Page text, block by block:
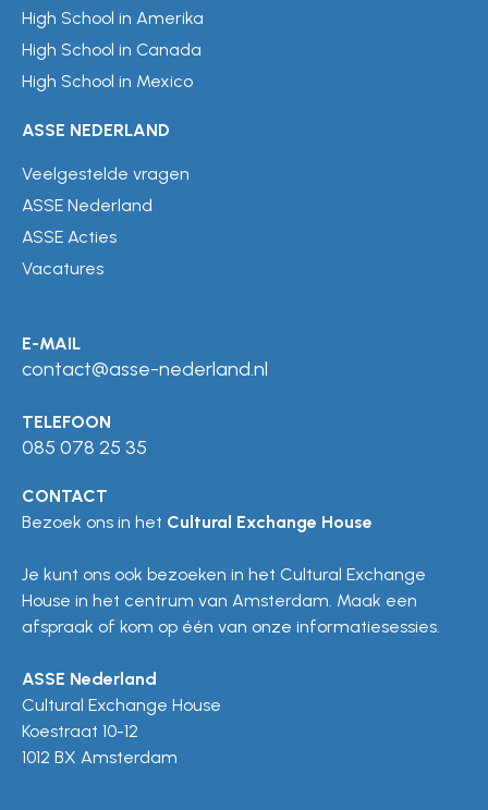
High School in Amerika
High School in Canada
High School in Mexico
ASSE NEDERLAND
Veelgestelde vragen
ASSE Nederland
ASSE Acties
Vacatures
E-MAIL
contact@asse-nederland.nl
TELEFOON
085 078 25 35
CONTACT
Bezoek ons in het Cultural Exchange House
Je kunt ons ook bezoeken in het Cultural Exchange
House in het centrum van Amsterdam. Maak een
afspraak of kom op één van onze informatiesessies.
ASSE Nederland
Cultural Exchange House
Koestraat 10-12
1012 BX Amsterdam